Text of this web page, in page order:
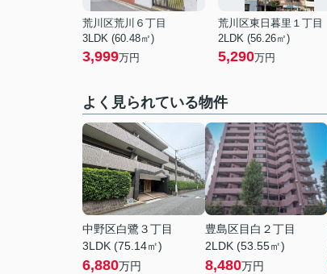
荒川区荒川６丁目
3LDK (60.48㎡)
3,999万円
荒川区東日暮里１丁目
2LDK (56.26㎡)
5,290万円
よく見られている物件
中野区白鷺３丁目
3LDK (75.14㎡)
6,880万円
豊島区目白２丁目
2LDK (53.55㎡)
8,480万円